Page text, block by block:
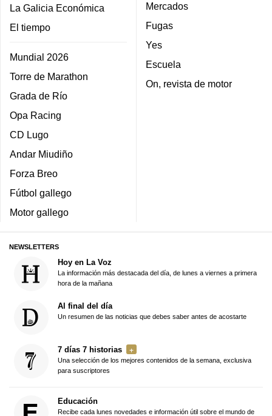
La Galicia Económica
El tiempo
Mundial 2026
Torre de Marathon
Grada de Río
Opa Racing
CD Lugo
Andar Miudiño
Forza Breo
Fútbol gallego
Motor gallego
Mercados
Fugas
Yes
Escuela
On, revista de motor
NEWSLETTERS
Hoy en La Voz
La información más destacada del día, de lunes a viernes a primera
hora de la mañana
Al final del día
Un resumen de las noticias que debes saber antes de acostarte
7 días 7 historias
Una selección de los mejores contenidos de la semana, exclusiva
para suscriptores
Educación
Recibe cada lunes novedades e información útil sobre el mundo de